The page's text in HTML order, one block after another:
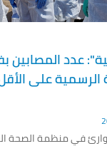
عدد المصابين
على
في منظمة الصحة